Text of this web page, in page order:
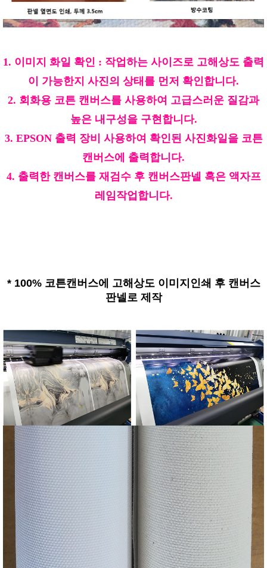
1. 이미지 화일 확인 : 작업하는 사이즈로 고해상도 출력
이 가능한지 사진의 상태를 먼저 확인합니다.
2. 회화용 코튼 캔버스를 사용하여 고급스러운 질감과
높은 내구성을 구현합니다.
3. EPSON 출력 장비 사용하여 확인된 사진화일을 코튼
캔버스에 출력합니다.
4. 출력한 캔버스를 재검수 후 캔버스판넬 혹은 액자프
레임작업합니다.
* 100% 코튼캔버스에 고해상도 이미지인쇄 후 캔버스
판넬로 제작